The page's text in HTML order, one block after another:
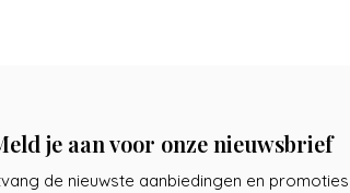
je aan voor onze nieuwsbrief
de nieuwste aanbiedingen en promoties